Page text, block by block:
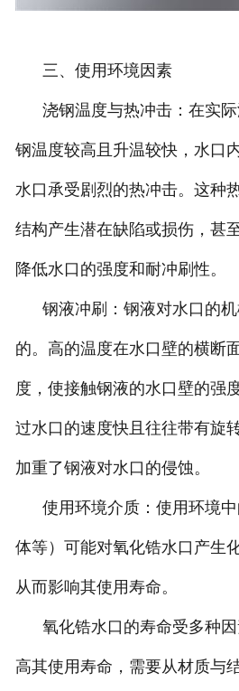
三、使用环境因素
浇钢温度与热冲击：在实际
钢温度较高且升温较快，水口
水口承受剧烈的热冲击。这种
结构产生潜在缺陷或损伤，甚
降低水口的强度和耐冲刷性。
钢液冲刷：钢液对水口的机
的。高的温度在水口壁的横断
度，使接触钢液的水口壁的强
过水口的速度快且往往带有旋
加重了钢液对水口的侵蚀。
使用环境介质：使用环境中
体等）可能对氧化锆水口产生
从而影响其使用寿命。
氧化锆水口的寿命受多种因
高其使用寿命，需要从材质与